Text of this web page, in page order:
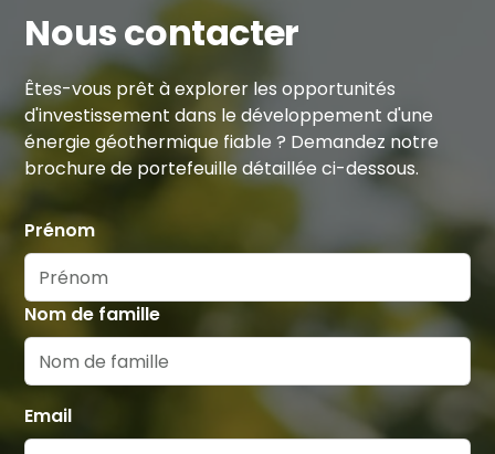
Nous contacter
Êtes-vous prêt à explorer les opportunités
d'investissement dans le développement d'une
énergie géothermique fiable ? Demandez notre
brochure de portefeuille détaillée ci-dessous.
Prénom
Nom de famille
Email